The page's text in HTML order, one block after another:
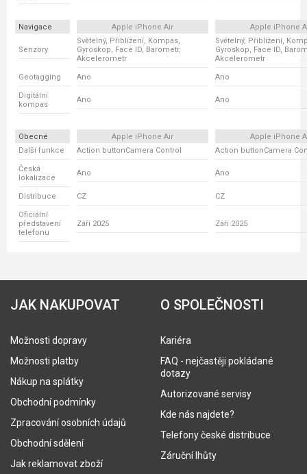
Navigace Apple iPhone Air Apple iPhone
Senzory
Světelný, Přiblížení, Kompas,
Gyroskop, Face ID, Barometr,
Akcelerometr
Světelný, Přiblížení,
Gyroskop, Face ID,
Akcelerometr
Geotagging Ano Ano
Digitální
kompas
Ano Ano
Obecné Apple iPhone Air
Apple iPhone
Další funkce
Action buttonCamera Control Action buttonCamera
Česká
lokalizace
Ano Ano
Distribuce CZ CZ
Oficiální
představení
telefonu
Září 2025 Září 2025
JAK NAKUPOVAT
Možnosti dopravy
Možnosti platby
Nákup na splátky
Obchodní podmínky
Zpracování osobních údajů
Obchodní sdělení
Jak reklamovat zboží
O SPOLEČNOSTI
Kariéra
FAQ - nejčastěji pokládané
dotazy
Autorizované servisy
Kde nás najdete?
Telefony české distribuce
Záruční lhůty